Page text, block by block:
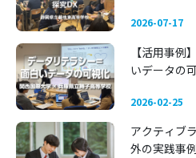
2026-07-17
【活用事例
いデータの
等学校
2026-02-25
アクティブ
外の実践事